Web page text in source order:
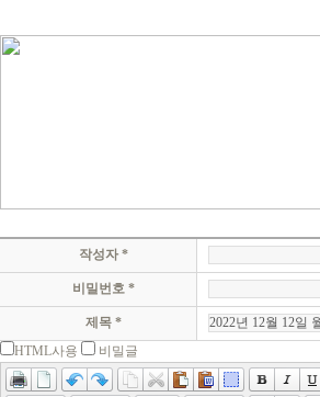
작성자 *
비밀번호 *
제목 *
HTML사용
비밀글